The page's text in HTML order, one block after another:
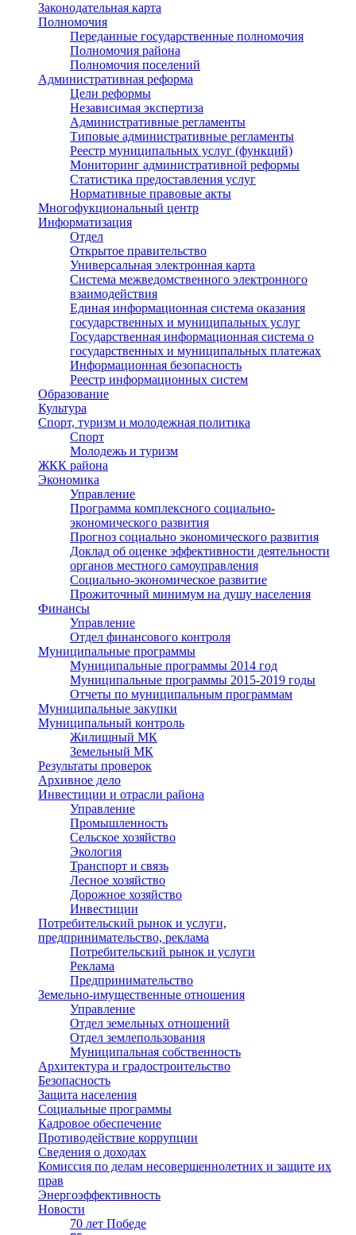
Законодательная карта
Полномочия
Переданные государственные полномочия
Полномочия района
Полномочия поселений
Административная реформа
Цели реформы
Независимая экспертиза
Административные регламенты
Типовые административные регламенты
Реестр муниципальных услуг (функций)
Мониторинг административной реформы
Статистика предоставления услуг
Нормативные правовые акты
Многофукциональный центр
Информатизация
Отдел
Открытое правительство
Универсальная электронная карта
Система межведомственного электронного
взаимодействия
Единая информационная система оказания
государственных и муниципальных услуг
Государственная информационная система о
государственных и муниципальных платежах
Информационная безопасность
Реестр информационных систем
Образование
Культура
Спорт, туризм и молодежная политика
Спорт
Молодежь и туризм
ЖКК района
Экономика
Управление
Программа комплексного социально-
экономического развития
Прогноз социально экономического развития
Доклад об оценке эффективности деятельности
органов местного самоуправления
Социально-экономическое развитие
Прожиточный минимум на душу населения
Финансы
Управление
Отдел финансового контроля
Муниципальные программы
Муниципальные программы 2014 год
Муниципальные программы 2015-2019 годы
Отчеты по муниципальным программам
Муниципальные закупки
Муниципальный контроль
Жилищный МК
Земельный МК
Результаты проверок
Архивное дело
Инвестиции и отрасли района
Управление
Промышленность
Сельское хозяйство
Экология
Транспорт и связь
Лесное хозяйство
Дорожное хозяйство
Инвестиции
Потребительский рынок и услуги,
предпринимательство, реклама
Потребительский рынок и услуги
Реклама
Предпринимательство
Земельно-имущественные отношения
Управление
Отдел земельных отношений
Отдел землепользования
Муниципальная собственность
Архитектура и градостроительство
Безопасность
Защита населения
Социальные программы
Кадровое обеспечение
Противодействие коррупции
Сведения о доходах
Комиссия по делам несовершеннолетних и защите их
прав
Энергоэффективность
Новости
70 лет Победе